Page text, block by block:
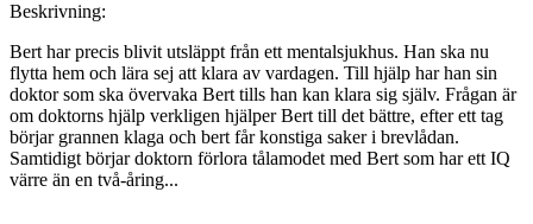
Beskrivning:
Bert har precis blivit utsläppt från ett mentalsjukhus. Han ska nu
flytta hem och lära sej att klara av vardagen. Till hjälp har han sin
doktor som ska övervaka Bert tills han kan klara sig själv. Frågan är
om doktorns hjälp verkligen hjälper Bert till det bättre, efter ett tag
börjar grannen klaga och bert får konstiga saker i brevlådan.
Samtidigt börjar doktorn förlora tålamodet med Bert som har ett IQ
värre än en två-åring...